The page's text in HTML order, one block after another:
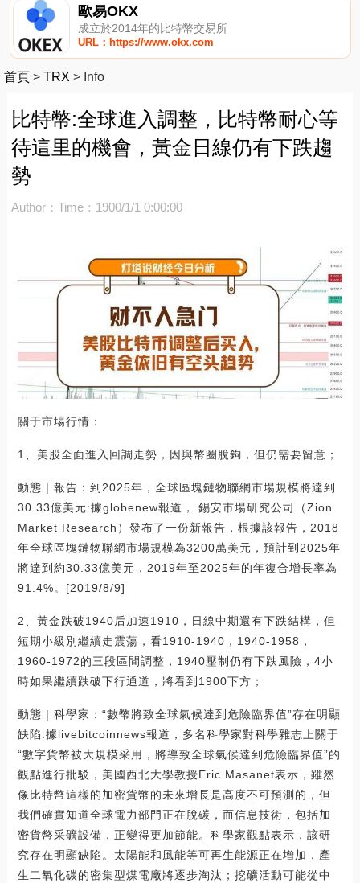
歐易OKX
成立於2014年的比特幣交易所
URL：https://www.okx.com
首頁 > TRX > Info
比特幣:全球進入調整，比特幣耐心等
待這里的機會，黃金日線仍有下跌趨
勢
Author： Time：1900/1/1 0:00:00
關于市場行情：
1、美股全面進入回調走勢，因與幣圈脫鉤，但仍需要留意；
動態 | 報告：到2025年，全球區塊鏈物聯網市場規模將達到
30.33億美元:據globenew報道， 錫安市場研究公司（Zion
Market Research）發布了一份新報告，根據該報告，2018
年全球區塊鏈物聯網市場規模為3200萬美元，預計到2025年
將達到約30.33億美元，2019年至2025年的年復合增長率為
91.4%。[2019/8/9]
2、黃金跌破1940后加速1910，日線中期還有下跌結構，但
短期小級別繼續走震蕩，看1910-1940，1940-1958，
1960-1972的三段區間調整，1940壓制仍有下跌風險，4小
時如果繼續跌破下行通道，將看到1900下方；
動態 | 科學家：“數幣將致全球氣候達到危險臨界值”存在明顯
缺陷:據livebitcoinnews報道，多名科學家對科學雜志上關于
“數字貨幣被大規模采用，將導致全球氣候達到危險臨界值”的
觀點進行批駁，美國西北大學教授Eric Masanet表示，雖然
像比特幣這樣的加密貨幣的未來增長是高度不可預測的，但
我們確實知道全球電力部門正在脫碳，而信息技術，包括加
密貨幣采礦設備，正變得更加節能。科學家觀點表示，該研
究存在明顯缺陷。太陽能和風能等可再生能源正在增加，產
生二氧化碳的密集型煤電廠將逐步淘汰；挖礦活動可能從中